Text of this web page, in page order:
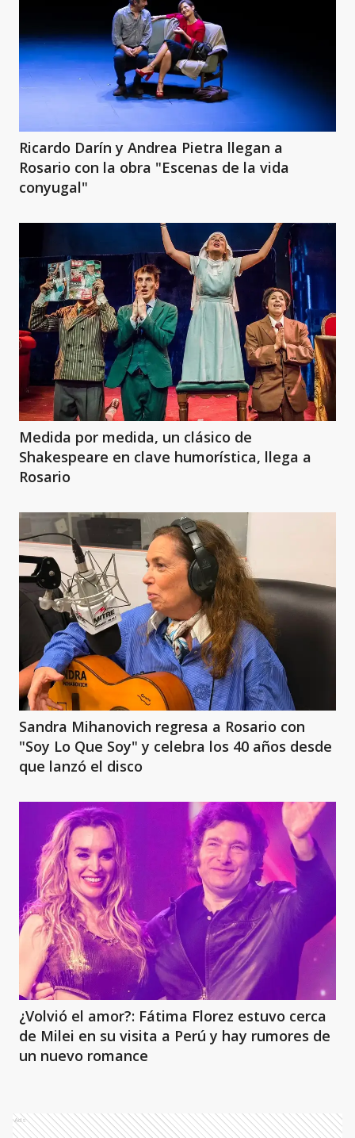
Ricardo Darín y Andrea Pietra llegan a
Rosario con la obra "Escenas de la vida
conyugal"
Medida por medida, un clásico de
Shakespeare en clave humorística, llega a
Rosario
Sandra Mihanovich regresa a Rosario con
"Soy Lo Que Soy" y celebra los 40 años desde
que lanzó el disco
¿Volvió el amor?: Fátima Florez estuvo cerca
de Milei en su visita a Perú y hay rumores de
un nuevo romance
Ads